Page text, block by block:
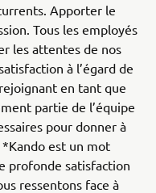
Apporter le
Tous les employés
les attentes de nos
à l’égard de
en tant que
partie de l’équipe
pour donner à
*Kando est un mot
profonde satisfaction
ressentons face à